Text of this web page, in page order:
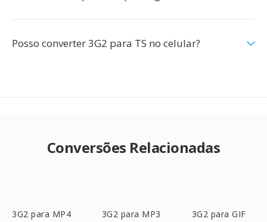
Posso converter 3G2 para TS no celular?
Conversões Relacionadas
3G2 para MP4 3G2 para MP3 3G2 para GIF